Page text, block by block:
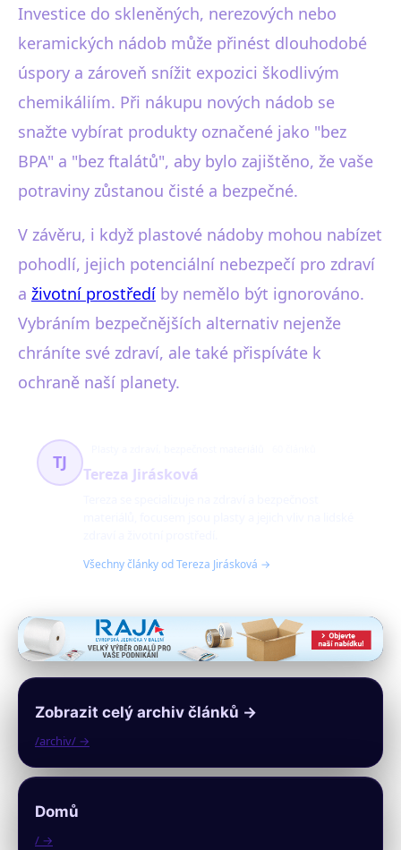
Investice do skleněných, nerezových nebo
keramických nádob může přinést dlouhodobé
úspory a zároveň snížit expozici škodlivým
chemikáliím. Při nákupu nových nádob se
snažte vybírat produkty označené jako "bez
BPA" a "bez ftalátů", aby bylo zajištěno, že vaše
potraviny zůstanou čisté a bezpečné.
V závěru, i když plastové nádoby mohou nabízet
pohodlí, jejich potenciální nebezpečí pro zdraví
a životní prostředí by nemělo být ignorováno.
Vybráním bezpečnějších alternativ nejenže
chráníte své zdraví, ale také přispíváte k
ochraně naší planety.
TJ
Tereza Jirásková
Všechny články od Tereza Jirásková →
Zobrazit celý archiv článků →
/archiv/ →
Domů
/ →